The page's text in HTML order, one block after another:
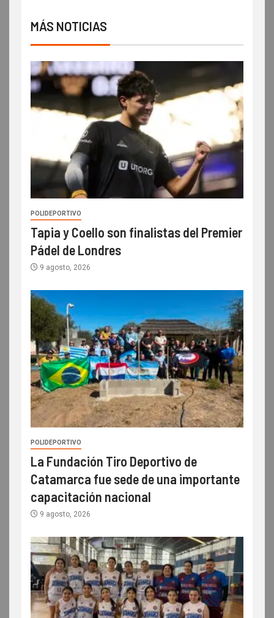
MÁS NOTICIAS
POLIDEPORTIVO
Tapia y Coello son finalistas del Premier
Pádel de Londres
9 agosto, 2026
POLIDEPORTIVO
La Fundación Tiro Deportivo de
Catamarca fue sede de una importante
capacitación nacional
9 agosto, 2026